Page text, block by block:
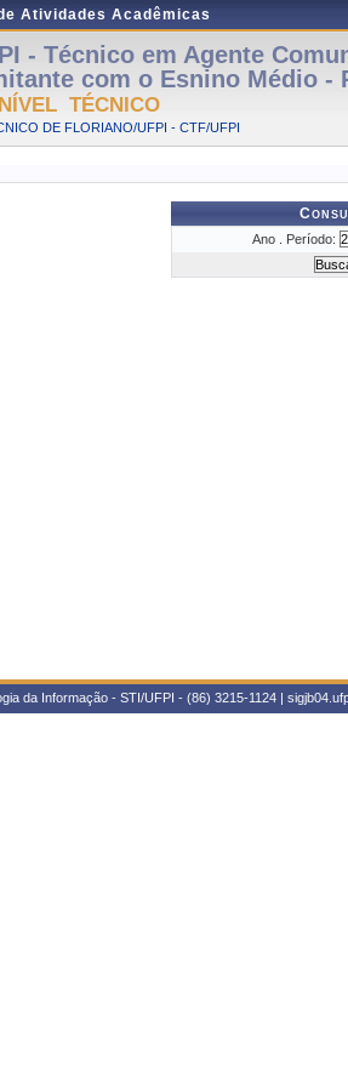
Atividades Acadêmicas
- Técnico em Agente
com o Esnino Médio -
TÉCNICO
DE FLORIANO/UFPI - CTF/UFPI
Ano . Período:
da Informação - STI/UFPI - (86) 3215-1124 |